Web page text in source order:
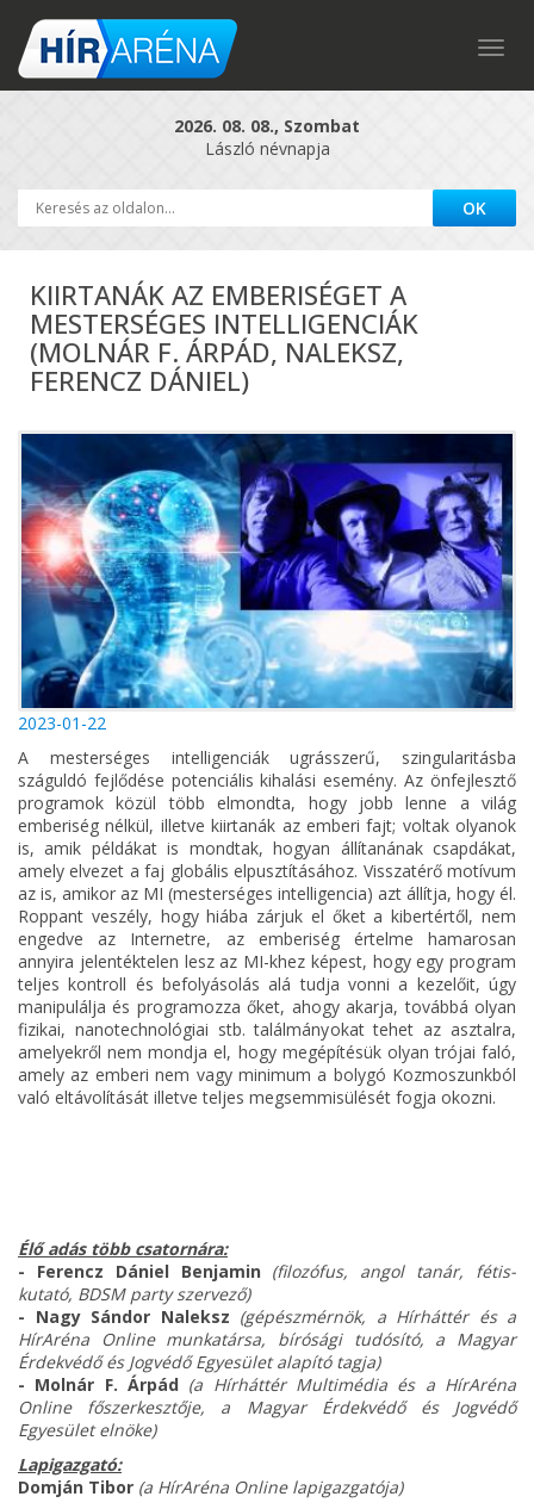
2026. 08. 08., Szombat
László névnapja
KIIRTANÁK AZ EMBERISÉGET A
MESTERSÉGES INTELLIGENCIÁK
(MOLNÁR F. ÁRPÁD, NALEKSZ,
FERENCZ DÁNIEL)
2023-01-22
A mesterséges intelligenciák ugrásszerű, szingularitásba
száguldó fejlődése potenciális kihalási esemény. Az önfejlesztő
programok közül több elmondta, hogy jobb lenne a világ
emberiség nélkül, illetve kiirtanák az emberi fajt; voltak olyanok
is, amik példákat is mondtak, hogyan állítanának csapdákat,
amely elvezet a faj globális elpusztításához. Visszatérő motívum
az is, amikor az MI (mesterséges intelligencia) azt állítja, hogy él.
Roppant veszély, hogy hiába zárjuk el őket a kibertértől, nem
engedve az Internetre, az emberiség értelme hamarosan
annyira jelentéktelen lesz az MI-khez képest, hogy egy program
teljes kontroll és befolyásolás alá tudja vonni a kezelőit, úgy
manipulálja és programozza őket, ahogy akarja, továbbá olyan
fizikai, nanotechnológiai stb. találmányokat tehet az asztalra,
amelyekről nem mondja el, hogy megépítésük olyan trójai faló,
amely az emberi nem vagy minimum a bolygó Kozmoszunkból
való eltávolítását illetve teljes megsemmisülését fogja okozni.
Élő adás több csatornára:
- Ferencz Dániel Benjamin (filozófus, angol tanár, fétis-
kutató, BDSM party szervező)
- Nagy Sándor Naleksz (gépészmérnök, a Hírháttér és a
HírAréna Online munkatársa, bírósági tudósító, a Magyar
Érdekvédő és Jogvédő Egyesület alapító tagja)
- Molnár F. Árpád (a Hírháttér Multimédia és a HírAréna
Online főszerkesztője, a Magyar Érdekvédő és Jogvédő
Egyesület elnöke)
Lapigazgató:
Domján Tibor (a HírAréna Online lapigazgatója)